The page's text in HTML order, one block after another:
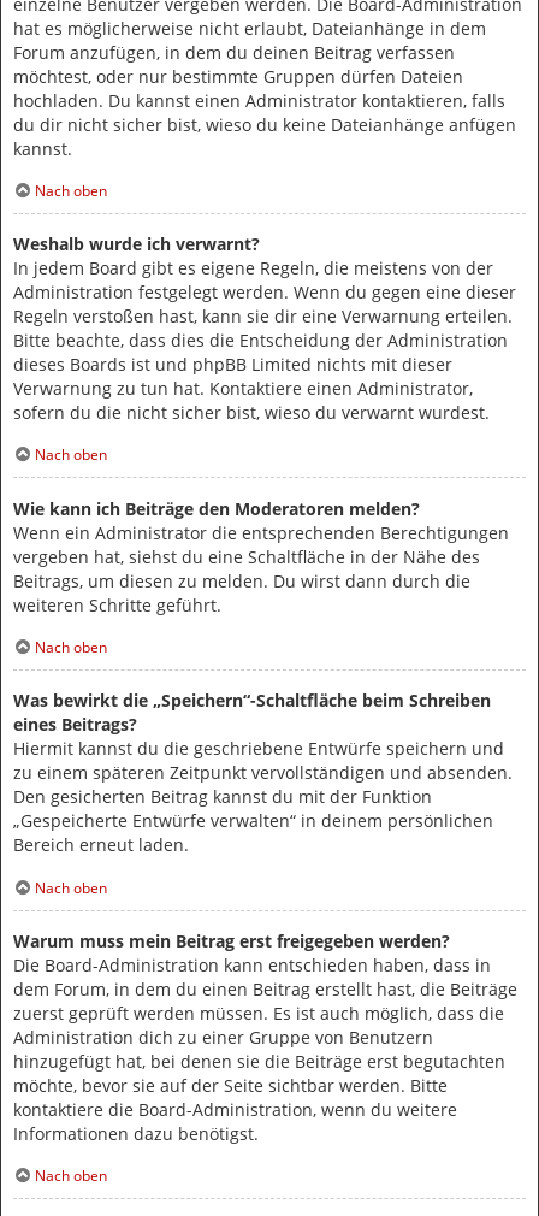
hat es möglicherweise nicht erlaubt, Dateianhänge in dem
Forum anzufügen, in dem du deinen Beitrag verfassen
möchtest, oder nur bestimmte Gruppen dürfen Dateien
hochladen. Du kannst einen Administrator kontaktieren, falls
du dir nicht sicher bist, wieso du keine Dateianhänge anfügen
kannst.
Nach oben
Weshalb wurde ich verwarnt?
In jedem Board gibt es eigene Regeln, die meistens von der
Administration festgelegt werden. Wenn du gegen eine dieser
Regeln verstoßen hast, kann sie dir eine Verwarnung erteilen.
Bitte beachte, dass dies die Entscheidung der Administration
dieses Boards ist und phpBB Limited nichts mit dieser
Verwarnung zu tun hat. Kontaktiere einen Administrator,
sofern du die nicht sicher bist, wieso du verwarnt wurdest.
Nach oben
Wie kann ich Beiträge den Moderatoren melden?
Wenn ein Administrator die entsprechenden Berechtigungen
vergeben hat, siehst du eine Schaltfläche in der Nähe des
Beitrags, um diesen zu melden. Du wirst dann durch die
weiteren Schritte geführt.
Nach oben
Was bewirkt die „Speichern“-Schaltfläche beim Schreiben
eines Beitrags?
Hiermit kannst du die geschriebene Entwürfe speichern und
zu einem späteren Zeitpunkt vervollständigen und absenden.
Den gesicherten Beitrag kannst du mit der Funktion
„Gespeicherte Entwürfe verwalten“ in deinem persönlichen
Bereich erneut laden.
Nach oben
Warum muss mein Beitrag erst freigegeben werden?
Die Board-Administration kann entschieden haben, dass in
dem Forum, in dem du einen Beitrag erstellt hast, die Beiträge
zuerst geprüft werden müssen. Es ist auch möglich, dass die
Administration dich zu einer Gruppe von Benutzern
hinzugefügt hat, bei denen sie die Beiträge erst begutachten
möchte, bevor sie auf der Seite sichtbar werden. Bitte
kontaktiere die Board-Administration, wenn du weitere
Informationen dazu benötigst.
Nach oben